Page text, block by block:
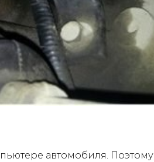
автомобиля. Поэтому